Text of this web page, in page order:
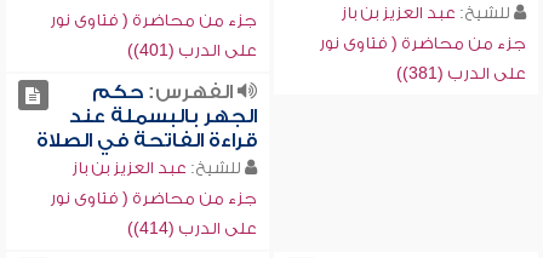
للشيخ: عبد العزيز بن باز
جزء من محاضرة ( فتاوى نور
على الدرب (381))
جزء من محاضرة ( فتاوى نور
على الدرب (401))
الفهرس:حكم
الجهر بالبسملة عند
قراءة الفاتحة في الصلاة
للشيخ: عبد العزيز بن باز
جزء من محاضرة ( فتاوى نور
على الدرب (414))